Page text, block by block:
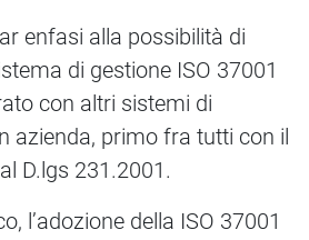
enfasi alla possibilità di
di gestione ISO 37001
con altri sistemi di
azienda, primo fra tutti con il
D.lgs 231.2001.
l’adozione della ISO 37001